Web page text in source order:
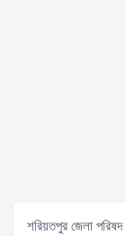
শরিয়তপুর জেলা পরিষদ